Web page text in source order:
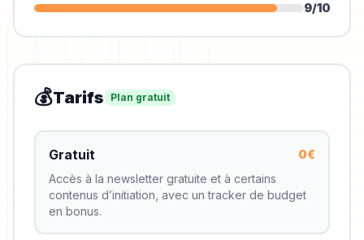
9/10
💰Tarifs Plan gratuit
Gratuit
0€
Accès à la newsletter gratuite et à certains
contenus d’initiation, avec un tracker de budget
en bonus.